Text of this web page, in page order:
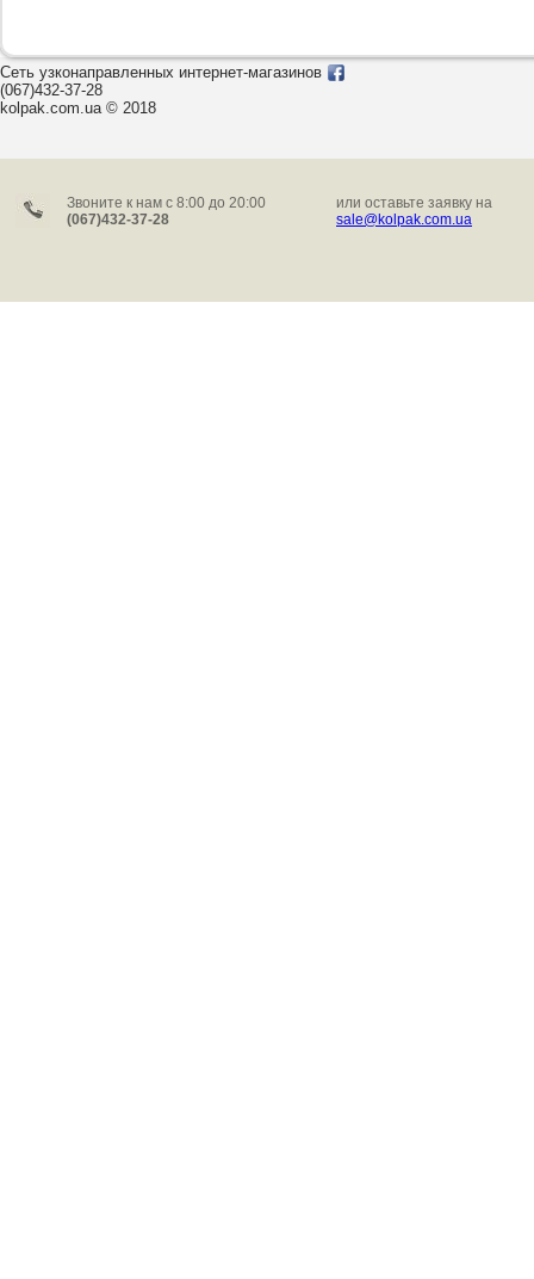
Сеть узконаправленных интернет-магазинов
(067)432-37-28
kolpak.com.ua © 2018
Звоните к нам c 8:00 до 20:00
(067)432-37-28
или оставьте заявку на
sale@kolpak.com.ua